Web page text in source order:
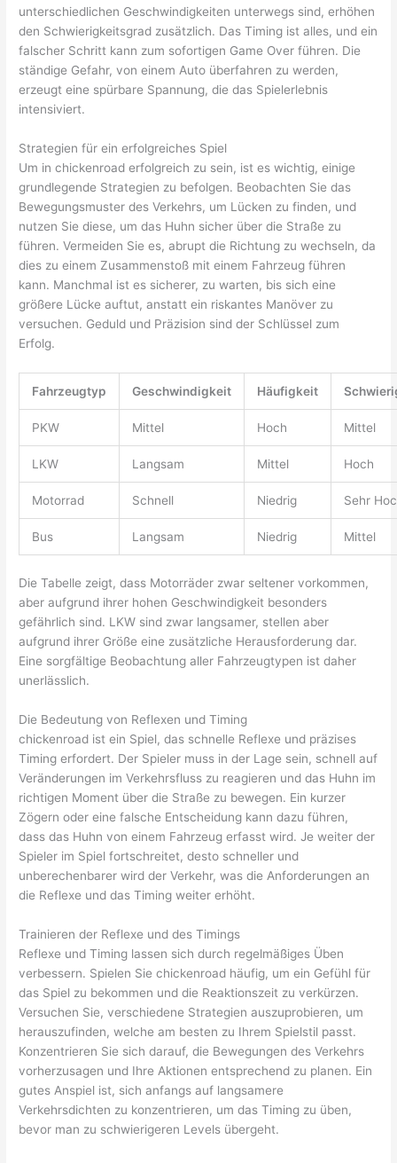
unterschiedlichen Geschwindigkeiten unterwegs sind, erhöhen
den Schwierigkeitsgrad zusätzlich. Das Timing ist alles, und ein
falscher Schritt kann zum sofortigen Game Over führen. Die
ständige Gefahr, von einem Auto überfahren zu werden,
erzeugt eine spürbare Spannung, die das Spielerlebnis
intensiviert.
Strategien für ein erfolgreiches Spiel
Um in chickenroad erfolgreich zu sein, ist es wichtig, einige
grundlegende Strategien zu befolgen. Beobachten Sie das
Bewegungsmuster des Verkehrs, um Lücken zu finden, und
nutzen Sie diese, um das Huhn sicher über die Straße zu
führen. Vermeiden Sie es, abrupt die Richtung zu wechseln, da
dies zu einem Zusammenstoß mit einem Fahrzeug führen
kann. Manchmal ist es sicherer, zu warten, bis sich eine
größere Lücke auftut, anstatt ein riskantes Manöver zu
versuchen. Geduld und Präzision sind der Schlüssel zum
Erfolg.
Fahrzeugtyp Geschwindigkeit Häufigkeit
PKW Mittel Hoch Mittel
LKW Langsam Mittel Hoch
Motorrad Schnell Niedrig Sehr
Bus Langsam Niedrig Mittel
Die Tabelle zeigt, dass Motorräder zwar seltener vorkommen,
aber aufgrund ihrer hohen Geschwindigkeit besonders
gefährlich sind. LKW sind zwar langsamer, stellen aber
aufgrund ihrer Größe eine zusätzliche Herausforderung dar.
Eine sorgfältige Beobachtung aller Fahrzeugtypen ist daher
unerlässlich.
Die Bedeutung von Reflexen und Timing
chickenroad ist ein Spiel, das schnelle Reflexe und präzises
Timing erfordert. Der Spieler muss in der Lage sein, schnell auf
Veränderungen im Verkehrsfluss zu reagieren und das Huhn im
richtigen Moment über die Straße zu bewegen. Ein kurzer
Zögern oder eine falsche Entscheidung kann dazu führen,
dass das Huhn von einem Fahrzeug erfasst wird. Je weiter der
Spieler im Spiel fortschreitet, desto schneller und
unberechenbarer wird der Verkehr, was die Anforderungen an
die Reflexe und das Timing weiter erhöht.
Trainieren der Reflexe und des Timings
Reflexe und Timing lassen sich durch regelmäßiges Üben
verbessern. Spielen Sie chickenroad häufig, um ein Gefühl für
das Spiel zu bekommen und die Reaktionszeit zu verkürzen.
Versuchen Sie, verschiedene Strategien auszuprobieren, um
herauszufinden, welche am besten zu Ihrem Spielstil passt.
Konzentrieren Sie sich darauf, die Bewegungen des Verkehrs
vorherzusagen und Ihre Aktionen entsprechend zu planen. Ein
gutes Anspiel ist, sich anfangs auf langsamere
Verkehrsdichten zu konzentrieren, um das Timing zu üben,
bevor man zu schwierigeren Levels übergeht.